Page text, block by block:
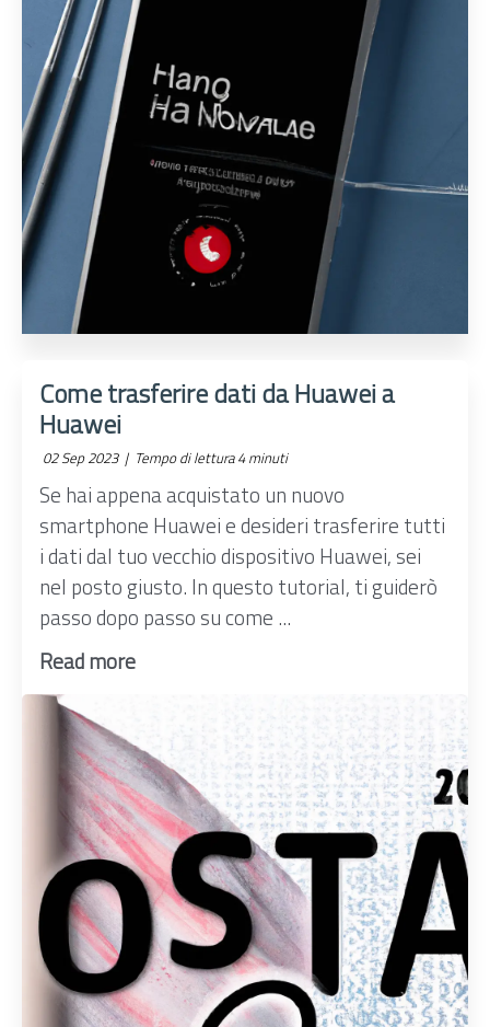
Come trasferire dati da Huawei a
Huawei
02 Sep 2023 | Tempo di lettura 4 minuti
Se hai appena acquistato un nuovo
smartphone Huawei e desideri trasferire tutti
i dati dal tuo vecchio dispositivo Huawei, sei
nel posto giusto. In questo tutorial, ti guiderò
passo dopo passo su come ...
Read more